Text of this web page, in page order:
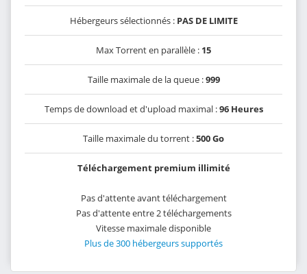
Hébergeurs sélectionnés : PAS DE LIMITE
Max Torrent en parallèle : 15
Taille maximale de la queue :999
Temps de download et d'upload maximal :96 Heures
Taille maximale du torrent :500 Go
Téléchargement premium illimité
Pas d'attente avant téléchargement
Pas d'attente entre 2 téléchargements
Vitesse maximale disponible
Plus de 300 hébergeurs supportés